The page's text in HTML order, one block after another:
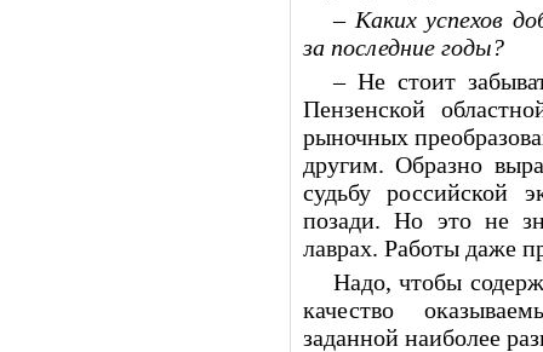
– Каких успехов
за последние годы?
– Не стоит
Пензенской
рыночных
другим. Образно
судьбу российской
позади. Но это не
лаврах. Работы даже
Надо, чтобы
качество
заданной наиболее